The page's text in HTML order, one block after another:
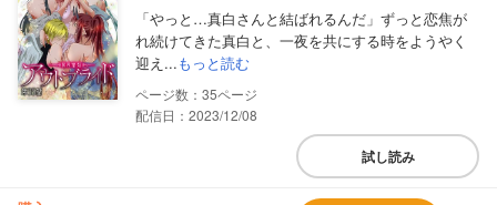
「やっと…真白さんと結ばれるんだ」ずっと恋焦が
れ続けてきた真白と、一夜を共にする時をようやく
迎え...もっと読む
35
配信日：2023/12/08
試し読み